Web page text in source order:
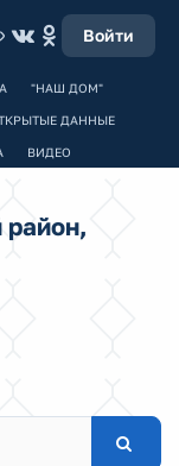
Войти
"НАШ ДОМ"
ДАННЫЕ
ВИДЕО